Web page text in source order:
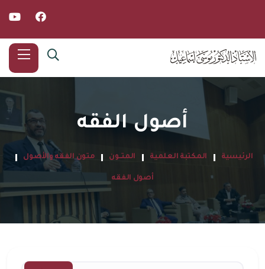
أصول الفقه
الرئيسية المكتبة العلمية المتــون متون الفقه والأصول
أصول الفقه